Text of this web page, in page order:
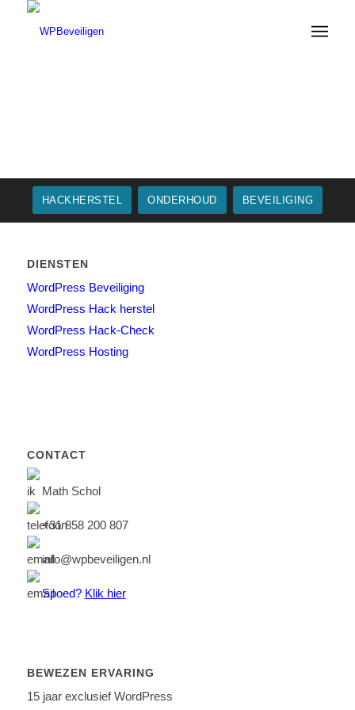
HACKHERSTEL ONDERHOUD BEVEILIGING
DIENSTEN
WordPress Beveiliging
WordPress Hack herstel
WordPress Hack-Check
WordPress Hosting
CONTACT
Math Schol
+31 858 200 807
info@wpbeveiligen.nl
Spoed? Klik hier
BEWEZEN ERVARING
15 jaar exclusief WordPress